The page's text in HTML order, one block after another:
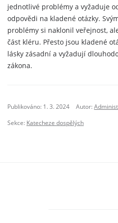
jednotlivé problémy a vyžaduje
odpovědi na kladené otázky.
problémy si naklonil veřejnost,
část kléru. Přesto jsou kladené
lásky zásadní a vyžadují
zákona.
Publikováno: 1. 3. 2024 Autor:
Sekce: Katecheze dospělých